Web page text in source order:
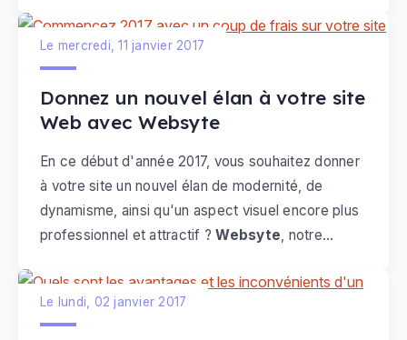
pages web conçues à l'aide de l'outil de création
de pages.
Donnez un nouvel élan à votre site
Web avec Websyte
Le mercredi, 11 janvier 2017
En ce début d'année 2017, vous souhaitez donner
à votre site un nouvel élan de modernité, de
dynamisme, ainsi qu'un aspect visuel encore plus
professionnel et attractif ?Websyte , notre
dans lesrefontes graphiques de sites. C’est
avec professionnalisme, disponibilité et écoute
Le lundi, 02 janvier 2017